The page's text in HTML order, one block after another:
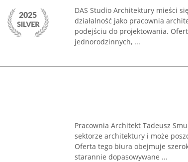
DAS Studio Architektury mieści
działalność jako pracownia
podejściu do projektowania.
jednorodzinnych, ...
Pracownia Architekt Tadeusz
sektorze architektury i może
Oferta tego biura obejmuje
starannie dopasowywane ...